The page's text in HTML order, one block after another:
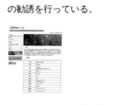
の勧誘を行っている。